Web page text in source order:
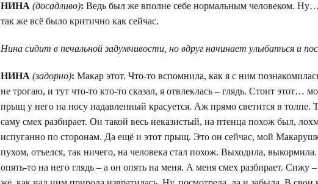
НИНА (досадливо): Ведь был же вполне себе нормальным человеком.
так же всё было критично как сейчас.
Нина сидит в печальной задумчивости, но вдруг начинает улыбаться и
НИНА (задорно): Макар этот. Что-то вспомнила, как я с ним
не трогаю, и тут что-то кто-то сказал, я отвлеклась – глядь. Стоит
прыщ у него на носу надавленный красуется. Аж прямо светится в толпе.
саму смех разбирает. Он такой весь неказистый, на птенца похож был,
испуганно по сторонам. Да ещё и этот прыщ. Это он сейчас, мой
пухом, отъелся, так ничего, на человека стал похож. Выходила,
опять-то на него глядь – а он опять на меня. А меня смех разбирает.